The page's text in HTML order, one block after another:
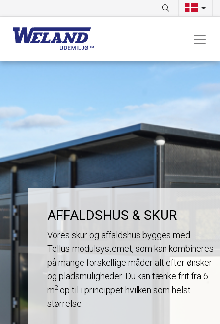
AFFALDSHUS & SKUR
Vores skur og affaldshus bygges med
Tellus-modulsystemet, som kan kombineres
på mange forskellige måder alt efter ønsker
og pladsmuligheder. Du kan tænke frit fra 6
m2op til i princippet hvilken som helst
størrelse.